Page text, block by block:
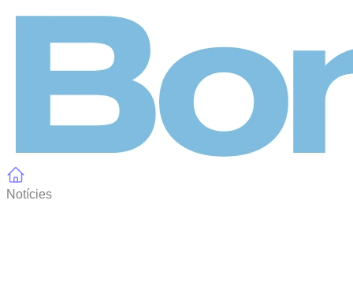
Notícies